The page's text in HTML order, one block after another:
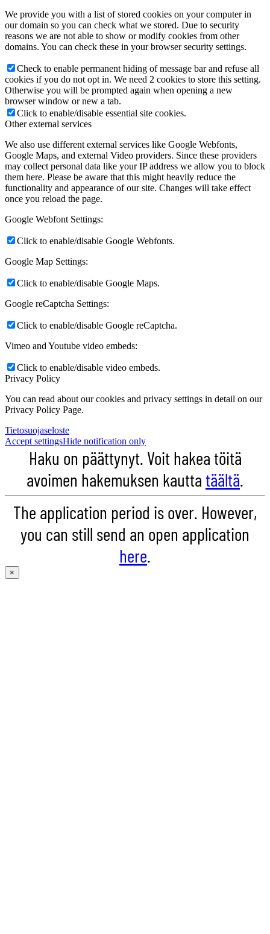
We provide you with a list of stored cookies on your computer in
our domain so you can check what we stored. Due to security
reasons we are not able to show or modify cookies from other
domains. You can check these in your browser security settings.
Check to enable permanent hiding of message bar and refuse all
cookies if you do not opt in. We need 2 cookies to store this setting.
Otherwise you will be prompted again when opening a new
browser window or new a tab.
Click to enable/disable essential site cookies.
Other external services
We also use different external services like Google Webfonts,
Google Maps, and external Video providers. Since these providers
may collect personal data like your IP address we allow you to block
them here. Please be aware that this might heavily reduce the
functionality and appearance of our site. Changes will take effect
once you reload the page.
Google Webfont Settings:
Click to enable/disable Google Webfonts.
Google Map Settings:
Click to enable/disable Google Maps.
Google reCaptcha Settings:
Click to enable/disable Google reCaptcha.
Vimeo and Youtube video embeds:
Click to enable/disable video embeds.
Privacy Policy
You can read about our cookies and privacy settings in detail on our
Privacy Policy Page.
Tietosuojaseloste
Accept settingsHide notification only
Haku on päättynyt. Voit hakea töitä
avoimen hakemuksen kauttatäältä.
The application period is over. However,
you can still send an open application
here.
×